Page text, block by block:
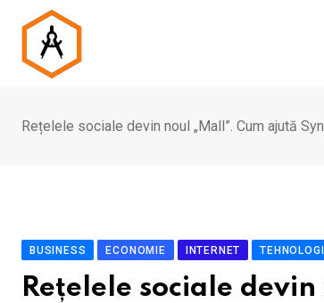
content
Rețelele sociale devin noul „Mall”. Cum ajută
BUSINESS ECONOMIE INTERNET
Rețelele sociale